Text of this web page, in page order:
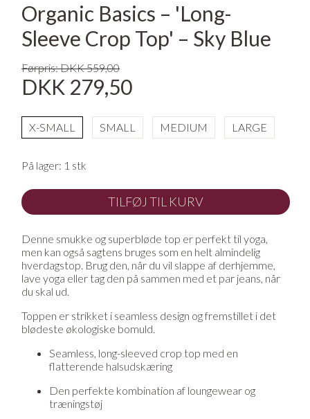
Organic Basics – 'Long-
Sleeve Crop Top' – Sky Blue
Førpris: DKK 559,00
DKK 279,50
X-SMALL SMALL MEDIUM LARGE
På lager: 1 stk
TILFØJ TIL KURV
Denne smukke og superbløde top er perfekt til yoga,
men kan også sagtens bruges som en helt almindelig
hverdagstop. Brug den, når du vil slappe af derhjemme,
lave yoga eller tag den på sammen med et par jeans, når
du skal ud.
Toppen er strikket i seamless design og fremstillet i det
blødeste økologiske bomuld.
Seamless, long-sleeved crop top med en
flatterende halsudskæring
Den perfekte kombination af loungewear og
træningstøj